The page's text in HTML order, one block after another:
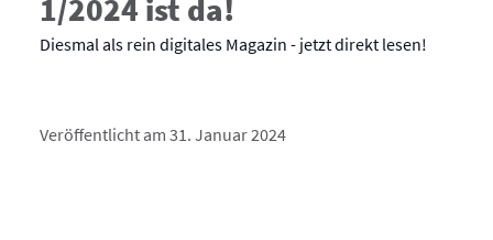
1/2024 ist da!
Diesmal als rein digitales Magazin - jetzt direkt lesen!
Veröffentlicht am 31. Januar 2024